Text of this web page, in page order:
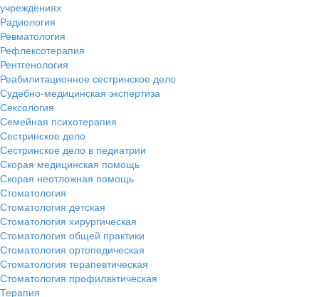
учреждениях
Радиология
Ревматология
Рефлексотерапия
Рентгенология
Реабилитационное сестринское дело
Судебно-медицинская экспертиза
Сексология
Семейная психотерапия
Сестринское дело
Сестринское дело в педиатрии
Скорая медицинская помощь
Скорая неотложная помощь
Стоматология
Стоматология детская
Стоматология хирургическая
Стоматология общей практики
Стоматология ортопедическая
Стоматология терапевтическая
Стоматология профилактическая
Терапия